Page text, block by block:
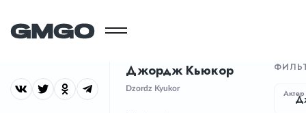
Джордж Кьюкор
Dzordz Kyukor Актер